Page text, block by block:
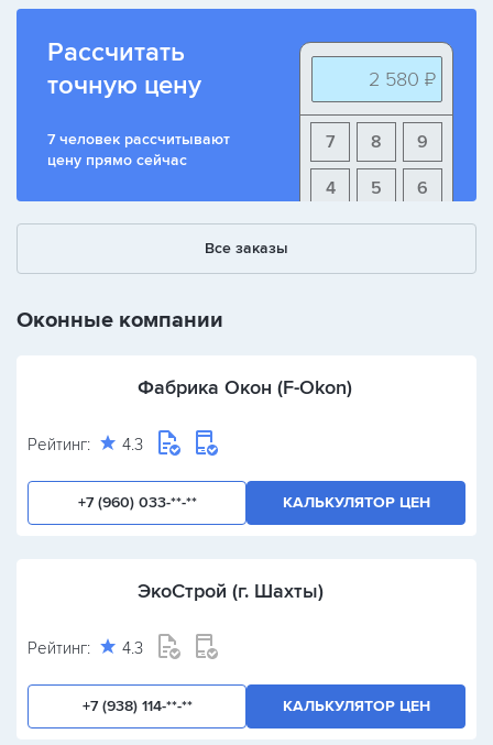
Рассчитать
точную цену
7 человек рассчитывают
цену прямо сейчас
2 580 ₽
9
8
7
6
5
4
+ - /
Все заказы
Оконные компании
Фабрика Окон (F-Okon)
Рейтинг: 4.3
+7 (960) 033-**-** КАЛЬКУЛЯТОР ЦЕН
ЭкоСтрой (г. Шахты)
Рейтинг: 4.3
+7 (938) 114-**-** КАЛЬКУЛЯТОР ЦЕН